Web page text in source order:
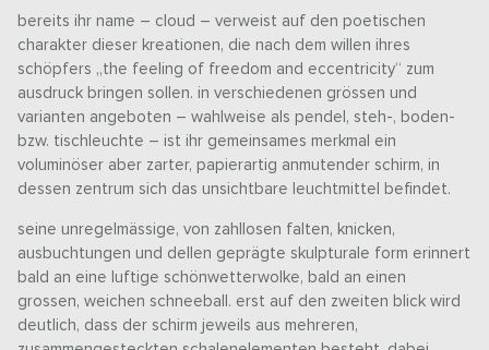
bereits ihr name – cloud – verweist auf den poetischen
charakter dieser kreationen, die nach dem willen ihres
schöpfers „the feeling of freedom and eccentricity“ zum
ausdruck bringen sollen. in verschiedenen grössen und
varianten angeboten – wahlweise als pendel, steh-, boden-
bzw. tischleuchte – ist ihr gemeinsames merkmal ein
voluminöser aber zarter, papierartig anmutender schirm, in
dessen zentrum sich das unsichtbare leuchtmittel befindet.
seine unregelmässige, von zahllosen falten, knicken,
ausbuchtungen und dellen geprägte skulpturale form erinnert
bald an eine luftige schönwetterwolke, bald an einen
grossen, weichen schneeball. erst auf den zweiten blick wird
deutlich, dass der schirm jeweils aus mehreren,